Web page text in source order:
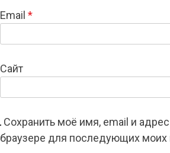
Email *
Сайт
Сохранить моё имя, email и
браузере для последующих моих